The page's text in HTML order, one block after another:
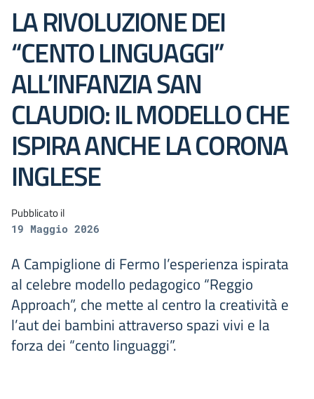
LA RIVOLUZIONE DEI
“CENTO LINGUAGGI”
ALL’INFANZIA SAN
CLAUDIO: IL MODELLO CHE
ISPIRA ANCHE LA CORONA
INGLESE
Pubblicato il
19 Maggio 2026
A Campiglione di Fermo l’esperienza ispirata
al celebre modello pedagogico “Reggio
Approach”, che mette al centro la creatività e
l’aut dei bambini attraverso spazi vivi e la
forza dei “cento linguaggi”.